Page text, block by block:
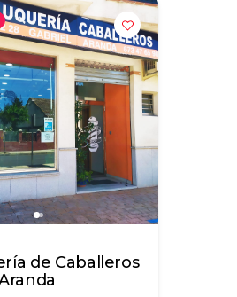
de Caballeros